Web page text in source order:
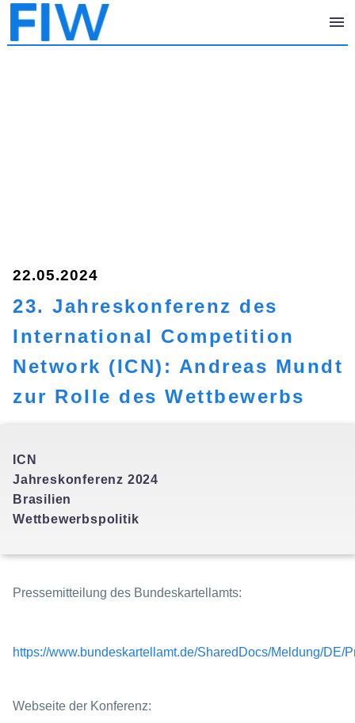
22.05.2024
23. Jahreskonferenz des
International Competition
Network (ICN): Andreas Mundt
zur Rolle des Wettbewerbs
ICN
Jahreskonferenz 2024
Brasilien
Wettbewerbspolitik
Pressemitteilung des Bundeskartellamts:
https://www.bundeskartellamt.de/SharedDocs/Meldung/
Webseite der Konferenz: